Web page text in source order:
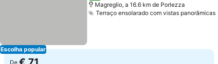
Escolha popular
Magreglio, a 16.6 km de Porlezza
Terraço ensolarado com vistas panorâmicas
De